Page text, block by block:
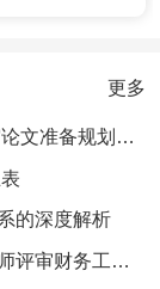
更多
1 . 2027年高级会计师职称考生的高会评审论文准备规划指南
的深度解析
4 . 会计核算和财务报表岗位申报高级会计师评审财务工作业绩梳理提炼优化润色辅导